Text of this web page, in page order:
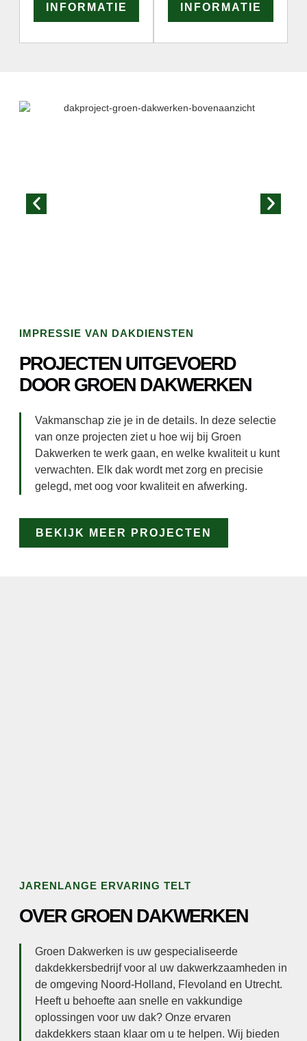
INFORMATIE INFORMATIE
IMPRESSIE VAN DAKDIENSTEN
PROJECTEN UITGEVOERD
DOOR GROEN DAKWERKEN
Vakmanschap zie je in de details. In deze selectie
van onze projecten ziet u hoe wij bij Groen
Dakwerken te werk gaan, en welke kwaliteit u kunt
verwachten. Elk dak wordt met zorg en precisie
gelegd, met oog voor kwaliteit en afwerking.
BEKIJK MEER PROJECTEN
JARENLANGE ERVARING TELT
OVER GROEN DAKWERKEN
Groen Dakwerken is uw gespecialiseerde
dakdekkersbedrijf voor al uw dakwerkzaamheden in
de omgeving Noord-Holland, Flevoland en Utrecht.
Heeft u behoefte aan snelle en vakkundige
oplossingen voor uw dak? Onze ervaren
dakdekkers staan klaar om u te helpen. Wij bieden